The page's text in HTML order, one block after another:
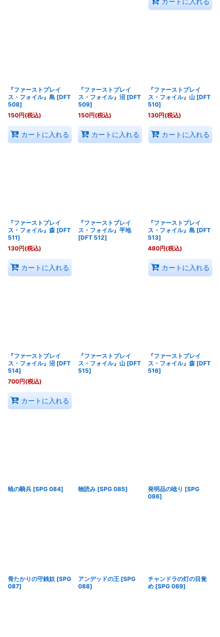
『ファーストプレイ
ス・フォイル』島 [DFT
508]
150円(税込)
カートに入れる
『ファーストプレイ
ス・フォイル』沼 [DFT
509]
150円(税込)
カートに入れる
『ファーストプレイ
ス・フォイル』山 [DFT
510]
130円(税込)
カートに入れる
『ファーストプレイ
ス・フォイル』森 [DFT
511]
130円(税込)
カートに入れる
『ファーストプレイ
ス・フォイル』平地
[DFT 512]
『ファーストプレイ
ス・フォイル』島 [DFT
513]
480円(税込)
カートに入れる
『ファーストプレイ
ス・フォイル』沼 [DFT
514]
700円(税込)
カートに入れる
『ファーストプレイ
ス・フォイル』山 [DFT
515]
『ファーストプレイ
ス・フォイル』森 [DFT
516]
暁の騎兵 [SPG 084] 物読み [SPG 085] 発明品の唸り [SPG
086]
骨たかりの守銭奴 [SPG
087]
アンデッドの王 [SPG
088]
チャンドラの灯の目覚
め [SPG 089]